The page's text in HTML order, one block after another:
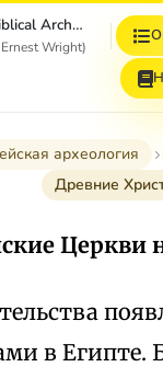
Библейская археология/Biblical Archaeology
Wright)
археология
Древние
Церкви
в